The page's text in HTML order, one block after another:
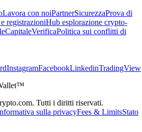
Lavora con noiPartnerSicurezzaProva di
registrazioniHub esplorazione crypto-
CapitaleVerificaPolitica sui conflitti di
InstagramFacebookLinkedinTradingView
Tutti i diritti riservati.
sulla privacyFees & LimitsStato